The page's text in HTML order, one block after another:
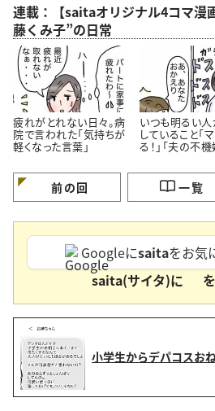
連載：【saitaオリジナル4コマ漫
藤くみ子”の日常
疲れがとれない日々。病
院で言われた「気持ちが
軽くなった言葉」
いつも明るい
していること「
る！」「夫の不
漫画＞
前の回 一覧
Googleにsaitaをお気
saita(サイタ)に
小学生からデパコスお